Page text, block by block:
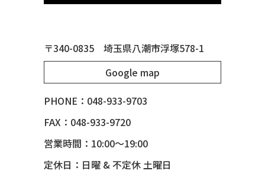
51 MERCURY *ART MORRISON
53 CHEVY BEL-AIR
55 BUICK ROADMASTER
〒340-0835 埼玉県八潮市浮塚578-1
Google map
PHONE：048-933-9703
FAX：048-933-9720
営業時間：10:00～19:00
定休日：日曜 & 不定休 土曜日